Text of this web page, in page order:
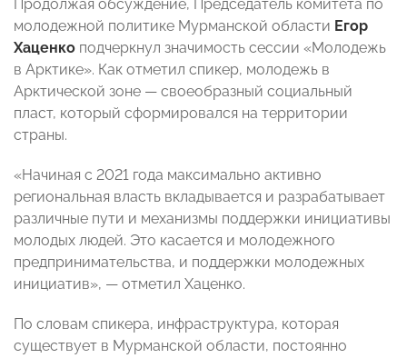
Продолжая обсуждение, Председатель комитета по
молодежной политике Мурманской области Егор
Хаценко подчеркнул значимость сессии «Молодежь
в Арктике». Как отметил спикер, молодежь в
Арктической зоне — своеобразный социальный
пласт, который сформировался на территории
страны.
«Начиная с 2021 года максимально активно
региональная власть вкладывается и разрабатывает
различные пути и механизмы поддержки инициативы
молодых людей. Это касается и молодежного
предпринимательства, и поддержки молодежных
инициатив», — отметил Хаценко.
По словам спикера, инфраструктура, которая
существует в Мурманской области, постоянно